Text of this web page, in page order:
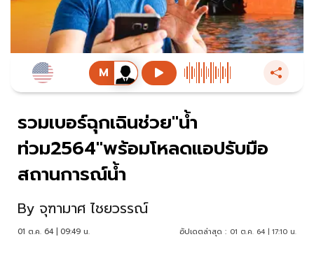
รวมเบอร์ฉุกเฉินช่วย"น้ำ
ท่วม2564"พร้อมโหลดแอปรับมือ
สถานการณ์น้ำ
By จุฑามาศ ไชยวรรณ์
01 ต.ค. 64 | 09:49 น. อัปเดตล่าสุด : 01 ต.ค. 64 | 17:10 น.